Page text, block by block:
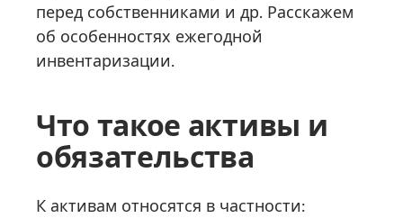
перед собственниками и др. Расскажем
об особенностях ежегодной
инвентаризации.
Что такое активы и
обязательства
К активам относятся в частности: